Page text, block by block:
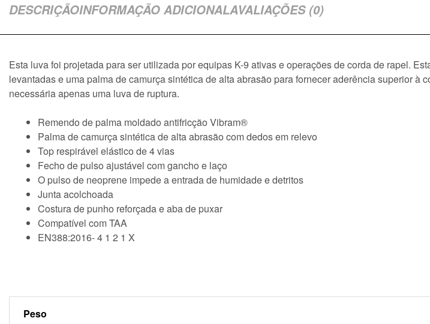
DESCRIÇÃOINFORMAÇÃO ADICIONALAVALIAÇÕES (0)
Esta luva foi projetada para ser utilizada por equipas K-9 ativas e operações de corda de rapel.
levantadas e uma palma de camurça sintética de alta abrasão para fornecer aderência superior
necessária apenas uma luva de ruptura.
Remendo de palma moldado antifricção Vibram®
Palma de camurça sintética de alta abrasão com dedos em relevo
Top respirável elástico de 4 vias
Fecho de pulso ajustável com gancho e laço
O pulso de neoprene impede a entrada de humidade e detritos
Junta acolchoada
Costura de punho reforçada e aba de puxar
Compatível com TAA
EN388:2016- 4 1 2 1 X
Peso